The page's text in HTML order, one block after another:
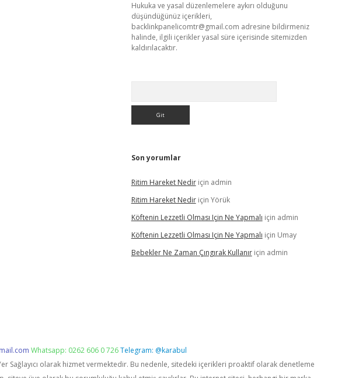
Hukuka ve yasal düzenlemelere aykırı olduğunu
düşündüğünüz içerikleri,
backlinkpanelicomtr@gmail.com adresine bildirmeniz
halinde, ilgili içerikler yasal süre içerisinde sitemizden
kaldırılacaktır.
Son yorumlar
Ritim Hareket Nediriçin admin
Ritim Hareket Nediriçin Yörük
Köftenin Lezzetli Olması Için Ne Yapmalı için admin
Köftenin Lezzetli Olması Için Ne Yapmalı için Umay
Bebekler Ne Zaman Çıngırak Kullanıriçin admin
Whatsapp: 0262 606 0 726Telegram: @karabul
Sağlayıcı olarak hizmet vermektedir. Bu nedenle, sitedeki içerikleri proaktif olarak denetleme